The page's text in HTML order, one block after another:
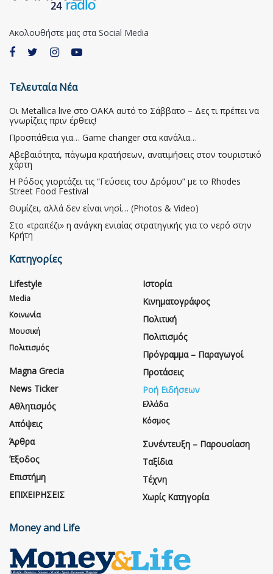
Ακολουθήστε μας στα Social Media
Τελευταία Νέα
Οι Metallica live στο ΟΑΚΑ αυτό το Σάββατο – Δες τι πρέπει να
γνωρίζεις πριν έρθεις!
Προσπάθεια για… Game changer στα κανάλια…
Αβεβαιότητα, πάγωμα κρατήσεων, ανατιμήσεις στον τουριστικό
χάρτη
Η Ρόδος γιορτάζει τις “Γεύσεις του Δρόμου” με το Rhodes
Street Food Festival
Θυμίζει, αλλά δεν είναι νησί… (Photos & Video)
Στο «τραπέζι» η ανάγκη ενιαίας στρατηγικής για το νερό στην
Κρήτη
Κατηγορίες
Lifestyle
Media
Κοινωνία
Μουσική
Πολιτισμός
Magna Grecia
News Ticker
Αθλητισμός
Απόψεις
Άρθρα
Έξοδος
Επιστήμη
ΕΠΙΧΕΙΡΗΣΕΙΣ
Ιστορία
Κινηματογράφος
Πολιτική
Πολιτισμός
Πρόγραμμα – Παραγωγοί
Προτάσεις
Ροή Ειδήσεων
Ελλάδα
Κόσμος
Συνέντευξη – Παρουσίαση
Ταξίδια
Τέχνη
Χωρίς Κατηγορία
Money and Life